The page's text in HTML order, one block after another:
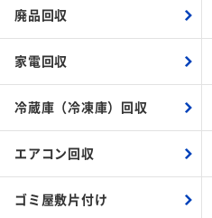
廃品回収
家電回収
冷蔵庫（冷凍庫）回収
エアコン回収
ゴミ屋敷片付け